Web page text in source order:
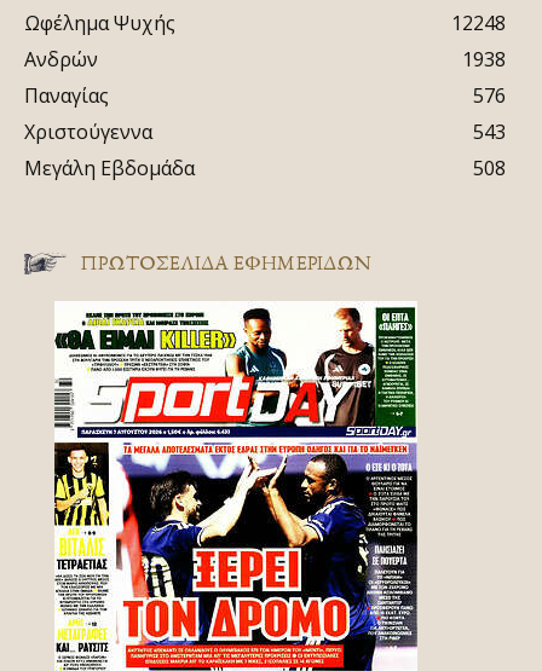
Ωφέλημα Ψυχής
12248
Ανδρών
1938
Παναγίας
576
Χριστούγεννα
543
Μεγάλη Εβδομάδα
508
ΠΡΩΤΟΣΈΛΙΔΑ ΕΦΗΜΕΡΊΔΩΝ